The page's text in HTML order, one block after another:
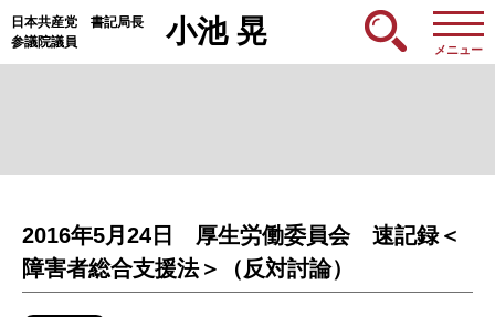
日本共産党 書記局長
参議院議員
小池 晃
メニュー
2016年5月24日 厚生労働委員会 速記録＜
障害者総合支援法＞（反対討論）